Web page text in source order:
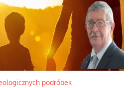
Nietrwałość hormonów i zalety